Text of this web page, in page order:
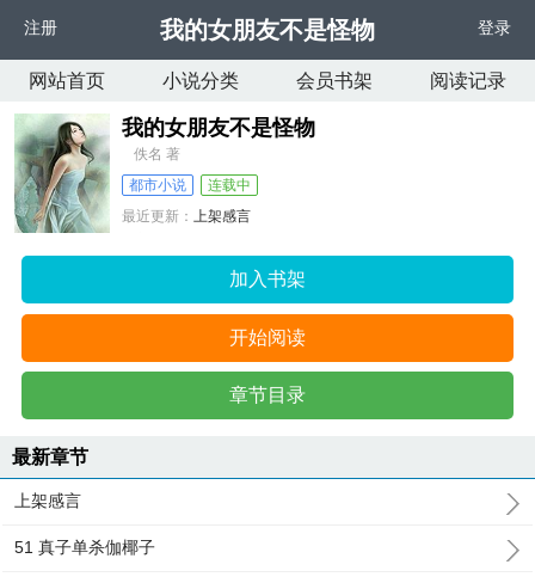
注册 我的女朋友不是怪物 登录
网站首页 小说分类 会员书架 阅读记录
我的女朋友不是怪物
佚名 著
都市小说
连载中
最近更新：上架感言
加入书架
开始阅读
章节目录
最新章节
上架感言
51 真子单杀伽椰子